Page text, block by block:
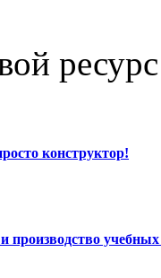
конструктор!
производство